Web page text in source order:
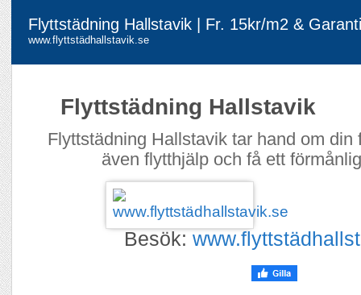
Flyttstädning Hallstavik | Fr. 15kr/m2 &
www.flyttstädhallstavik.se
Flyttstädning Hallstavik
Flyttstädning Hallstavik tar hand om din
även flytthjälp och få ett
Besök: